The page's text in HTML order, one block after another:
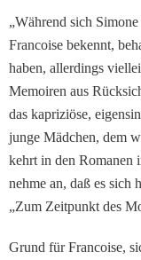
„Während sich
Francoise bekennt,
haben, allerdings
Memoiren aus
das ka­priziöse,
junge Mädchen, dem
kehrt in den Ro­manen
nehme an, daß es sich
„Zum Zeitpunkt des
Grund für Francoise,